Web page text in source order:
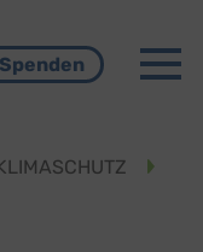
Spenden